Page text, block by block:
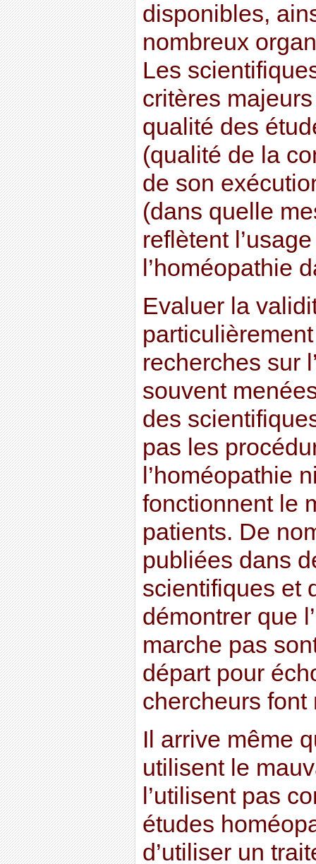
disponibles,
nombreux
Les
critères
qualité des
(qualité de la
de son
(dans quelle
reflètent
l’homéopathie
Evaluer la
recherches sur
souvent
des
pas les
l’homéopathie
fonctionnent le
patients. De
publiées dans
scientifiques et
démontrer que
marche pas
départ pour
chercheurs font
Il arrive même
utilisent le
l’utilisent pas
études
d’utiliser un